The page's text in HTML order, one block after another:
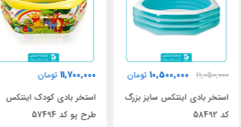
11,050,000
10,500,000 تومان
استخر بادی اینتکس سایز بزرگ
کد 58492
11,700,000 تومان
استخر بادی کودک اینتکس
طرح پو کد 57494